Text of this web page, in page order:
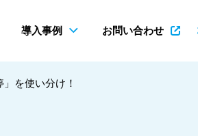
導入事例 お問い合わせ
を使い分け！